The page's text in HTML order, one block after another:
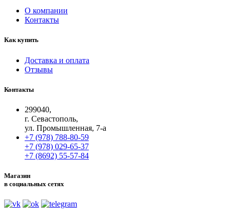
О компании
Контакты
Как купить
Доставка и оплата
Отзывы
Контакты
299040,
г. Севастополь,
ул. Промышленная, 7-а
+7 (978) 788-80-59
+7 (978) 029-65-37
+7 (8692) 55-57-84
Магазин
в социальных сетях